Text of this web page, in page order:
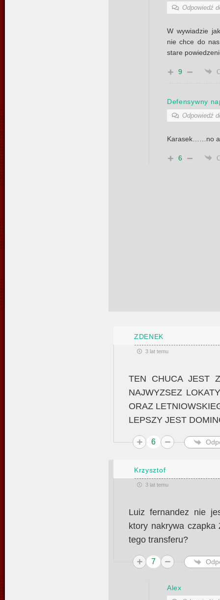
Odpowiedź
W wywiadzie
nie chce do
stare
9
Defensywny
Odpowiedź
Karasek……no
6
ZDENEK
3 lat temu
TEN CHUCA JEST
NAJWYZSEZ
ORAZ
LEPSZY JEST
6
Krzysztof
3 lat temu
Luiz fernandez nie
ktory nakrywa czapka
tego transferu?
7
Alex